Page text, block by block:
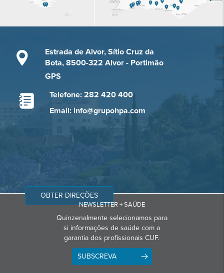
Estrada de Alvor, Sítio Cruz da
Bota, 8500-322 Alvor - Portimão
GPS
Telefone: 282 420 400
Email: info@grupohpa.com
OBTER DIREÇÕES
NEWSLETTER + SAÚDE
Quinzenalmente selecionamos para
si informações de saúde com a
garantia dos profissionais CUF.
SUBSCREVA